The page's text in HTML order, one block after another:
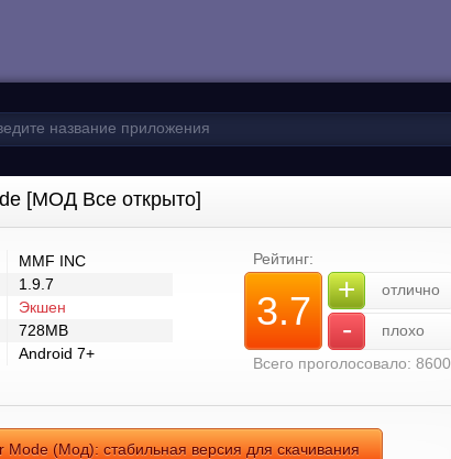
[МОД Все открыто]
MMF INC
1.9.7
Экшен
728MB
Android 7+
Рейтинг:
3.7 + отлично
-
плохо
Всего проголосовало: 8600
Mode (Мод): стабильная версия для скачивания